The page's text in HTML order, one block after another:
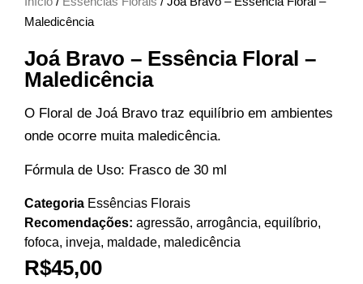
Maledicência
Joá Bravo – Essência Floral –
Maledicência
O Floral de Joá Bravo traz equilíbrio em ambientes
onde ocorre muita maledicência.
Fórmula de Uso: Frasco de 30 ml
Categoria Essências Florais
Recomendações: agressão, arrogância, equilíbrio,
fofoca, inveja, maldade, maledicência
R$45,00